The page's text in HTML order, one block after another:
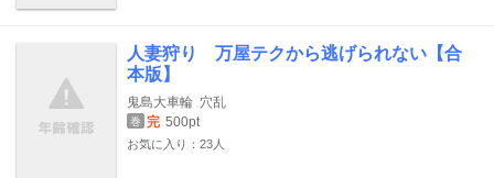
人妻狩り 万屋テクから逃げられない【合
本版】
鬼島大車輪 穴乱
巻 完 500pt
お気に入り：23人